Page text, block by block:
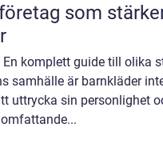
som
komplett guide till olika
samhälle är barnkläder
uttrycka sin personlighet